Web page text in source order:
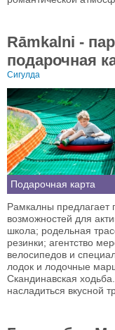
Rāmkalni -
подарочная
Сигулда
Подарочная карта
Рамкалны предлагает
возможностей для
школа; родельная
резинки; агентство
велосипедов и
лодок и лодочные
Скандинавская
насладиться вкусной